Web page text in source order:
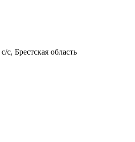
с, Брестская область